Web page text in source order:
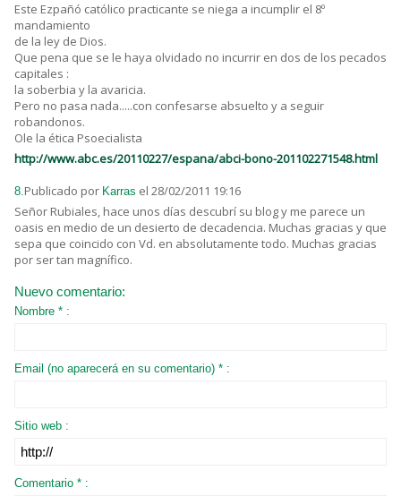
Este Ezpañó católico practicante se niega a incumplir el 8º
mandamiento
de la ley de Dios.
Que pena que se le haya olvidado no incurrir en dos de los pecados
capitales :
la soberbia y la avaricia.
Pero no pasa nada.....con confesarse absuelto y a seguir
robandonos.
Ole la ética Psoecialista
http://www.abc.es/20110227/espana/abci-bono-201102271548.html
8.Publicado por Karras el 28/02/2011 19:16
Señor Rubiales, hace unos días descubrí su blog y me parece un
oasis en medio de un desierto de decadencia. Muchas gracias y que
sepa que coincido con Vd. en absolutamente todo. Muchas gracias
por ser tan magnífico.
Nuevo comentario:
Nombre * :
Email (no aparecerá en su comentario) * :
Sitio web :
Comentario * :